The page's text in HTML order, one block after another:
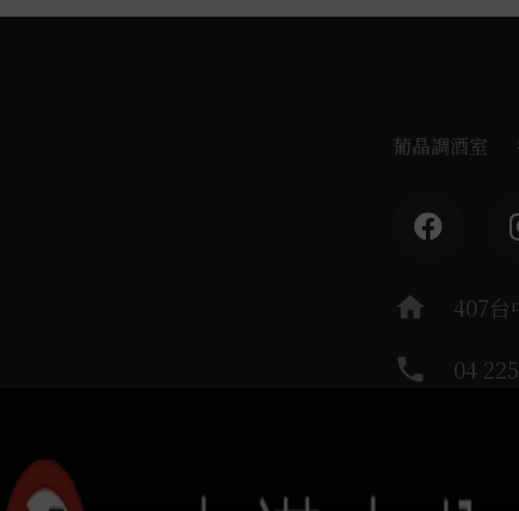
葡晶調酒室
home 407台
phone 04